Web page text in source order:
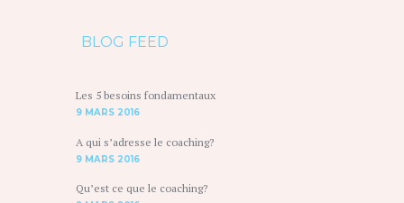
BLOG FEED
Les 5 besoins fondamentaux
9 MARS 2016
A qui s’adresse le coaching?
9 MARS 2016
Qu’est ce que le coaching?